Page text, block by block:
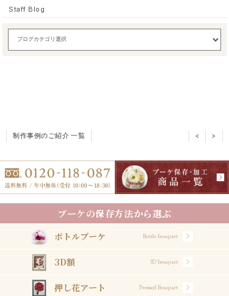
Staff Blog
制作事例のご紹介 一覧 < >
ブーケの保存方法から選ぶ
ボトルブーケ Bottle bouquet
3D額 3D bouquet
押し花アート Pressed Bouquet